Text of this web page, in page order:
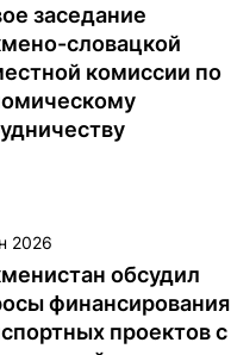
подписанными
Азербайджанской
и
заседание
словацкой
комиссии по
2026
обсудил
финансирования
проектов с